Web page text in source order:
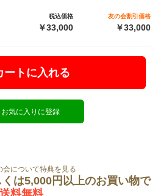
税込価格
￥33,000
友の会割引価格
￥33,000
ートに入れる
お気に入りに登録
会について特典を見る
は5,000円以上のお買い物で
送料無料